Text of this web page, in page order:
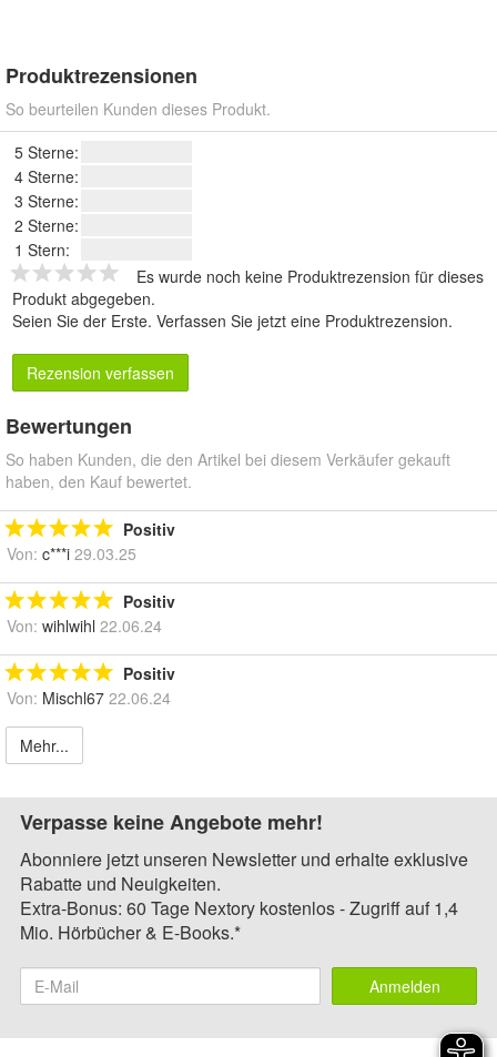
Produktrezensionen
So beurteilen Kunden dieses Produkt.
5 Sterne:
4 Sterne:
3 Sterne:
2 Sterne:
1 Stern:
Es wurde noch keine Produktrezension für dieses
Produkt abgegeben.
Seien Sie der Erste. Verfassen Sie jetzt eine Produktrezension.
Rezension verfassen
Bewertungen
So haben Kunden, die den Artikel bei diesem Verkäufer gekauft
haben, den Kauf bewertet.
Positiv
Von: c***i 29.03.25
Positiv
Von: wihlwihl 22.06.24
Positiv
Von: Mischl67 22.06.24
Mehr...
Verpasse keine Angebote mehr!
Abonniere jetzt unseren Newsletter und erhalte exklusive
Rabatte und Neuigkeiten.
Extra-Bonus: 60 Tage Nextory kostenlos - Zugriff auf 1,4
Mio. Hörbücher & E-Books.*
Anmelden